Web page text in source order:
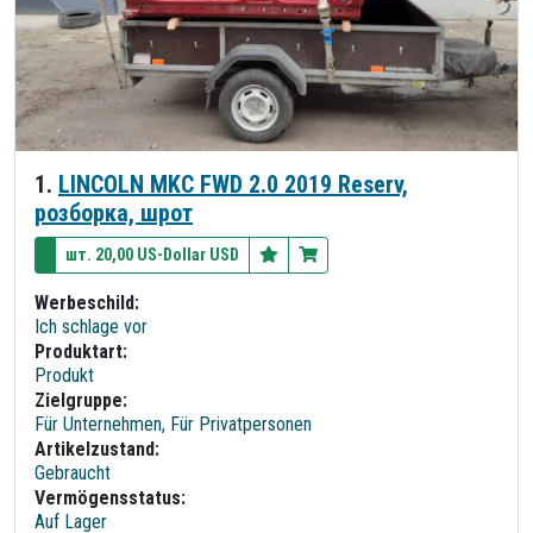
1. LINCOLN MKC FWD 2.0 2019 Reserv,
розборка, шрот
шт. 20,00 US-Dollar USD
Werbeschild:
Ich schlage vor
Produktart:
Produkt
Zielgruppe:
Für Unternehmen, Für Privatpersonen
Artikelzustand:
Gebraucht
Vermögensstatus:
Auf Lager